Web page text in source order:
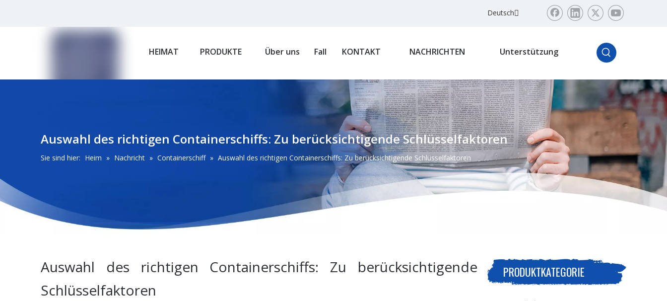
Deutsch
HEIMAT PRODUKTE Über uns Fall KONTAKT NACHRICHTEN Unterstützung
Auswahl des richtigen Containerschiffs: Zu berücksichtigende Schlüsselfaktoren
Sie sind hier: Heim » Nachricht » Containerschiff » Auswahl des richtigen Containerschiffs: Zu berücksichtigende Schlüsselfaktoren
Auswahl des richtigen Containerschiffs: Zu berücksichtigende
Schlüsselfaktoren
PRODUKTKATEGORIE